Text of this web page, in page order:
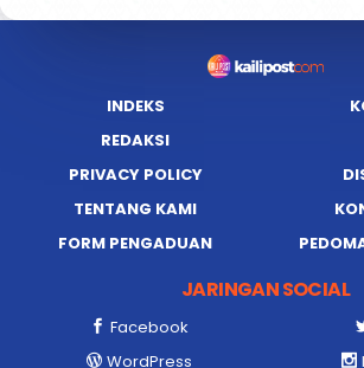
INDEKS
REDAKSI
PRIVACY POLICY
TENTANG KAMI
FORM PENGADUAN
JARINGAN SOCIAL
Facebook
WordPress